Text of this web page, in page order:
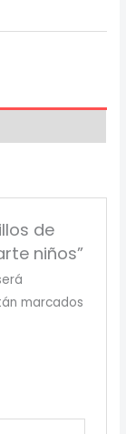
de
niños”
marcados